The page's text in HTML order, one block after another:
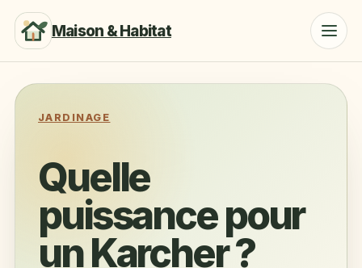
Maison & Habitat
JARDINAGE
Quelle
puissance pour
un Karcher ?